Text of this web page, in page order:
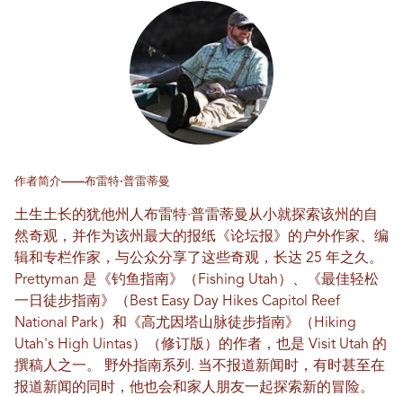
作者简介——布雷特·普雷蒂曼
土生土长的犹他州人布雷特·普雷蒂曼从小就探索该州的自
然奇观，并作为该州最大的报纸《论坛报》的户外作家、编
辑和专栏作家，与公众分享了这些奇观，长达 25 年之久。
Prettyman 是《钓鱼指南》（Fishing Utah）、《最佳轻松
一日徒步指南》（Best Easy Day Hikes Capitol Reef
National Park）和《高尤因塔山脉徒步指南》（Hiking
Utah's High Uintas）（修订版）的作者，也是 Visit Utah 的
撰稿人之一。 野外指南系列 . 当不报道新闻时，有时甚至在
报道新闻的同时，他也会和家人朋友一起探索新的冒险。